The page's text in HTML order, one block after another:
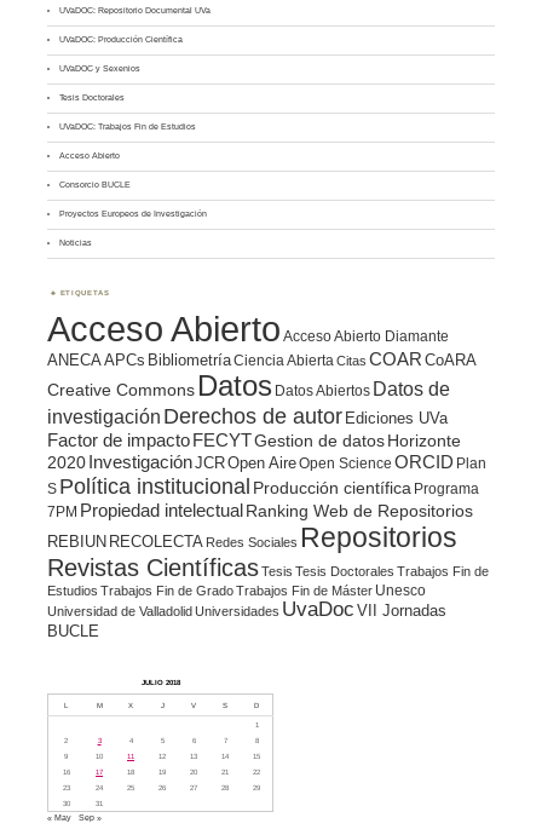
UVaDOC: Repositorio Documental UVa
UVaDOC: Producción Científica
UVaDOC y Sexenios
Tesis Doctorales
UVaDOC: Trabajos Fin de Estudios
Acceso Abierto
Consorcio BUCLE
Proyectos Europeos de Investigación
Noticias
ETIQUETAS
Acceso Abierto Acceso Abierto Diamante
ANECA APCs BibliometríaCiencia Abierta Citas COAR CoARA
Creative Commons Datos Datos Abiertos Datos de
investigación Derechos de autor Ediciones UVa
Factor de impacto FECYTGestion de datosHorizonte
2020 InvestigaciónJCROpen AireOpen Science ORCID Plan
S Política institucional Producción científica Programa
7PM Propiedad intelectualRanking Web de Repositorios
REBIUN RECOLECTA Redes Sociales Repositorios
Revistas CientíficasTesis Tesis Doctorales Trabajos Fin de
Estudios Trabajos Fin de GradoTrabajos Fin de Máster Unesco
Universidad de ValladolidUniversidades UvaDoc VII Jornadas
BUCLE
JULIO 2018
L M X J V S D
1
2
3 4 5 6 7
8
9
10 11 12 13 14
15
16
17 18 19 20 21
22
23
24 25 26 27 28
29
30
31
« May Sep »